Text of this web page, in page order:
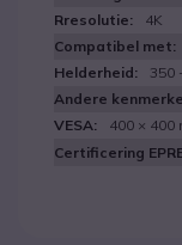
4K
350
400 × 400